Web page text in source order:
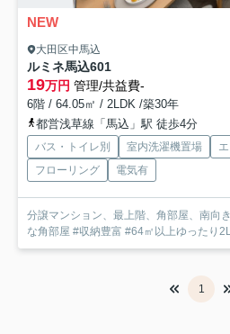
NEW
大田区中馬込
ルミネ馬込601
19万円 管理/共益費-
6階 / 64.05㎡ / 2LDK /築30年
都営浅草線「馬込」駅 徒歩4分
バス・トイレ別 室内洗濯機置場
フローリング
電気有
分譲マンション、最上階、角部屋、南向き #駅徒歩5分以内 #風通し良好
な角部屋 #収納豊富 #64㎡以上ゆったり
1